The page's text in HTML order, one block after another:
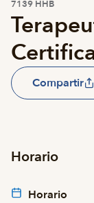
7139 HHB
Compartir
Horario
Horario